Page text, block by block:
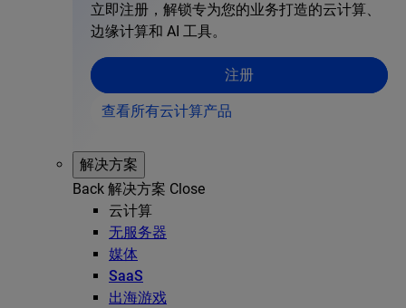
立即注册，解锁专为您的业务打造的云计算、
边缘计算和 AI 工具。
注册
查看所有云计算产品
解决方案
Back 解决方案 Close
云计算
无服务器
媒体
SaaS
出海游戏